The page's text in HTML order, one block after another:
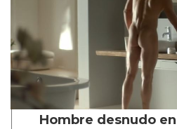
Hombre desnudo